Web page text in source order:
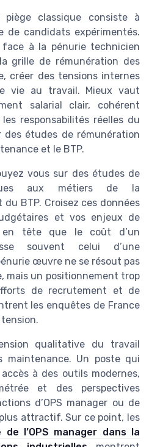
classique consiste à
candidats expérimentés.
à la pénurie technicien
grille de rémunération des
créer des tensions internes
vie au travail. Mieux vaut
salarial clair, cohérent
responsabilités réelles du
des études de rémunération
et le BTP.
vous sur des études de
aux métiers de la
BTP. Croisez ces données
et vos enjeux de
tête que le coût d’un
souvent celui d’une
œuvre ne se résout pas
mais un positionnement trop
de recrutement et de
les enquêtes de France
qualitative du travail
maintenance. Un poste qui
à des outils modernes,
et des perspectives
d’OPS manager ou de
attractif. Sur ce point, les
de l’OPS manager dans la